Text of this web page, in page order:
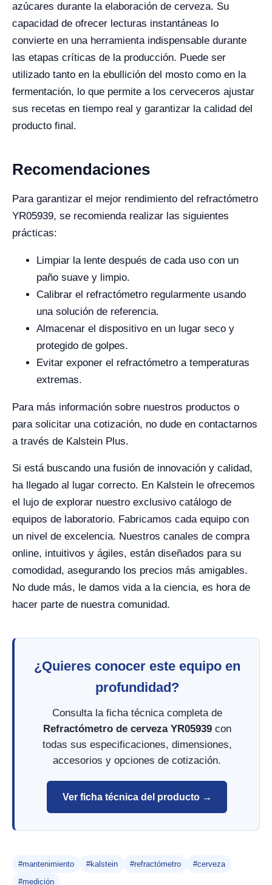
azúcares durante la elaboración de cerveza. Su
capacidad de ofrecer lecturas instantáneas lo
convierte en una herramienta indispensable durante
las etapas críticas de la producción. Puede ser
utilizado tanto en la ebullición del mosto como en la
fermentación, lo que permite a los cerveceros ajustar
sus recetas en tiempo real y garantizar la calidad del
producto final.
Recomendaciones
Para garantizar el mejor rendimiento del refractómetro
YR05939, se recomienda realizar las siguientes
prácticas:
Limpiar la lente después de cada uso con un
paño suave y limpio.
Calibrar el refractómetro regularmente usando
una solución de referencia.
Almacenar el dispositivo en un lugar seco y
protegido de golpes.
Evitar exponer el refractómetro a temperaturas
extremas.
Para más información sobre nuestros productos o
para solicitar una cotización, no dude en contactarnos
a través de Kalstein Plus.
Si está buscando una fusión de innovación y calidad,
ha llegado al lugar correcto. En Kalstein le ofrecemos
el lujo de explorar nuestro exclusivo catálogo de
equipos de laboratorio. Fabricamos cada equipo con
un nivel de excelencia. Nuestros canales de compra
online, intuitivos y ágiles, están diseñados para su
comodidad, asegurando los precios más amigables.
No dude más, le damos vida a la ciencia, es hora de
hacer parte de nuestra comunidad.
¿Quieres conocer este equipo en
profundidad?
Consulta la ficha técnica completa de
Refractómetro de cerveza YR05939con
todas sus especificaciones, dimensiones,
accesorios y opciones de cotización.
Ver ficha técnica del producto →
#mantenimiento #kalstein #refractómetro
#cerveza
#medición